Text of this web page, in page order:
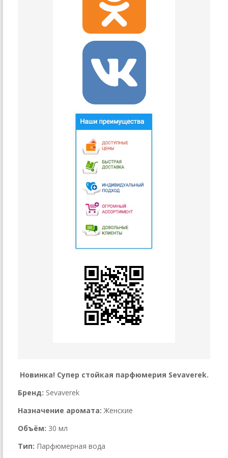
Новинка! Супер стойкая парфюмерия Sevaverek.
Бренд: Sevaverek
Назначение аромата: Женские
Объём: 30 мл
Тип: Парфюмерная вода